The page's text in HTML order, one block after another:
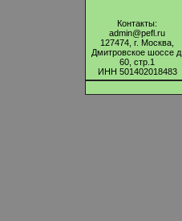
Контакты:
admin@pefl.ru
127474, г. Москва,
Дмитровское шоссе д.
60, стр.1
ИНН 501402018483